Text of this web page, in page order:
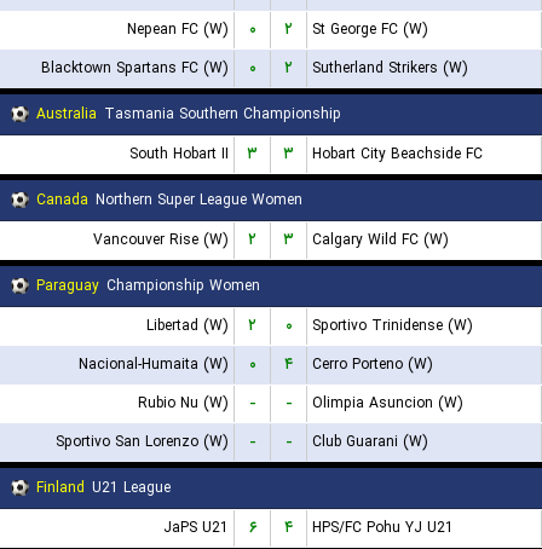
Nepean FC (W)
۰ ۲
St George FC (W)
Blacktown Spartans FC (W)
۰ ۲
Sutherland Strikers (W)
Australia Tasmania Southern Championship
South Hobart II
۳ ۳
Hobart City Beachside FC
Canada Northern Super League Women
Vancouver Rise (W)
۲ ۳
Calgary Wild FC (W)
Paraguay Championship Women
Libertad (W)
۲ ۰
Sportivo Trinidense (W)
Nacional-Humaita (W)
۰ ۴
Cerro Porteno (W)
Rubio Nu (W)
- -
Olimpia Asuncion (W)
Sportivo San Lorenzo (W)
- -
Club Guarani (W)
Finland U21 League
JaPS U21
۶ ۴
HPS/FC Pohu YJ U21